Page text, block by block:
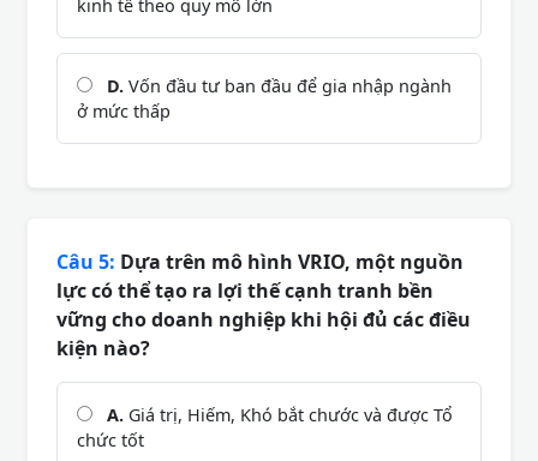
kinh tế theo quy mô lớn
D. Vốn đầu tư ban đầu để gia nhập ngành
ở mức thấp
Câu 5: Dựa trên mô hình VRIO, một nguồn
lực có thể tạo ra lợi thế cạnh tranh bền
vững cho doanh nghiệp khi hội đủ các điều
kiện nào?
A. Giá trị, Hiếm, Khó bắt chước và được Tổ
chức tốt